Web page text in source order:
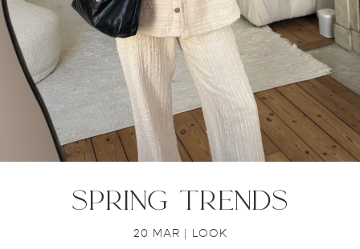
spring trends
20 MAR | LOOK